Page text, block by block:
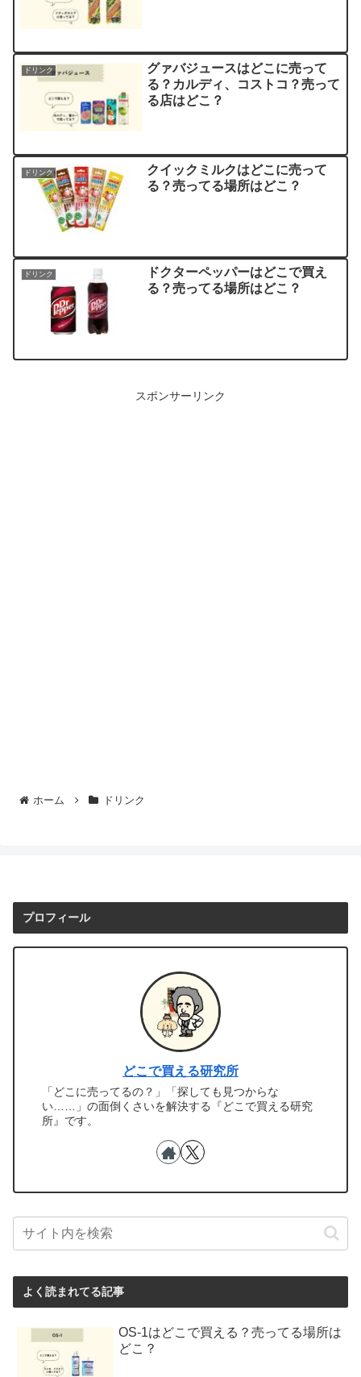
ドリンク
グァバジュースはどこに売って
る？カルディ、コストコ？売って
る店はどこ？
ドリンク
クイックミルクはどこに売って
る？売ってる場所はどこ？
ドリンク
ドクターペッパーはどこで買え
る？売ってる場所はどこ？
スポンサーリンク
ホーム ドリンク
プロフィール
どこで買える研究所
「どこに売ってるの？」「探しても見つからな
い……」の面倒くさいを解決する『どこで買える研究
所』です。
よく読まれてる記事
OS-1はどこで買える？売ってる場所は
どこ？